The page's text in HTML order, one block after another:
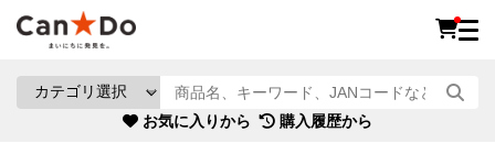
お気に入りから 購入履歴から